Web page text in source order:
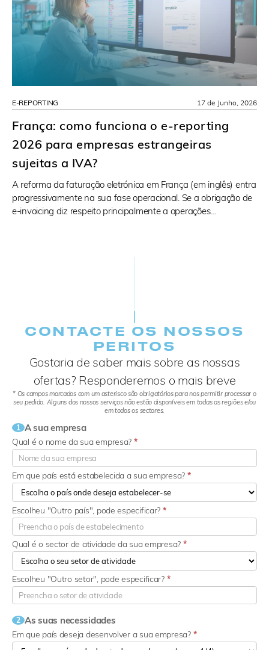
E-REPORTING
França: como funciona o e-reporting
2026 para empresas estrangeiras
sujeitas a IVA?
A reforma da faturação eletrónica em França (em inglês) entra
progressivamente na sua fase operacional. Se a obrigação de
e-invoicing diz respeito principalmente a operações…
17 de Junho, 2026
CONTACTE OS NOSSOS
PERITOS
Gostaria de saber mais sobre as nossas
ofertas? Responderemos o mais breve
* Os campos marcados com um asterisco são obrigatórios para nos permitir processar o
seu pedido. Alguns dos nossos serviços não estão disponíveis em todas as regiões e/ou
em todos os sectores.
1 A sua empresa
Qual é o nome da sua empresa? *
Em que país está estabelecida a sua empresa? *
Qual é o sector de atividade da sua empresa? *
Escolheu "Outro país", pode especificar? *
Escolheu "Outro setor", pode especificar? *
2 As suas necessidades
Em que país deseja desenvolver a sua empresa? *